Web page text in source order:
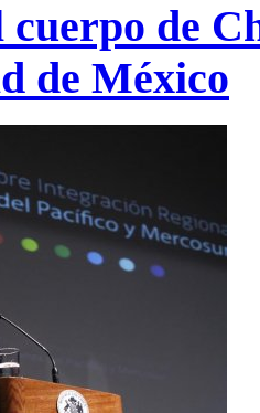
cuerpo de
de México